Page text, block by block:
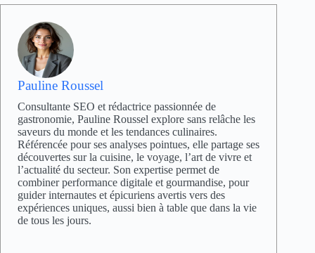
Pauline Roussel
Consultante SEO et rédactrice passionnée de
gastronomie, Pauline Roussel explore sans relâche les
saveurs du monde et les tendances culinaires.
Référencée pour ses analyses pointues, elle partage ses
découvertes sur la cuisine, le voyage, l’art de vivre et
l’actualité du secteur. Son expertise permet de
combiner performance digitale et gourmandise, pour
guider internautes et épicuriens avertis vers des
expériences uniques, aussi bien à table que dans la vie
de tous les jours.